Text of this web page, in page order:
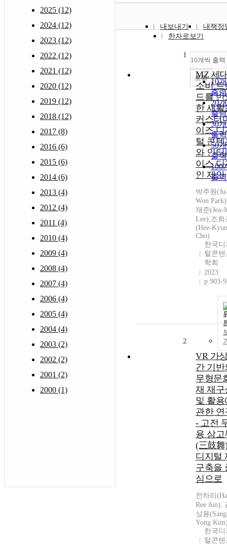
2025 (12)
2024 (12)
2023 (12)
2022 (12)
2021 (12)
2020 (12)
2019 (12)
2018 (12)
2017 (8)
2016 (6)
2015 (6)
2014 (6)
2013 (4)
2012 (4)
2011 (4)
2010 (4)
2009 (4)
2008 (4)
2007 (4)
2006 (4)
2005 (4)
2004 (4)
2003 (2)
2002 (2)
2001 (2)
2000 (1)
내보내기
내책장
한자로보기
10개씩 출력
10
출력
20
출력
30
출력
50
출력
100
출력
조회
1
MZ 세
소비 트
드를 반
한 새활
커스터
이즈 디
털 콘텐
와 인터
이스 디
인 제안
박주원
Won
재준(Jea-
Lee),조희
(Hee-
Cho)
한국디
털콘텐
학회
2023
p.903-
2
VR 가
간 기반
무형문
재 재구
및 활용
관한 연
- 고전
용 삼고
(三鼓舞
디지털
구축을
심으로
전하리
Ree Jun),
상용
Yong
한국디
털콘텐